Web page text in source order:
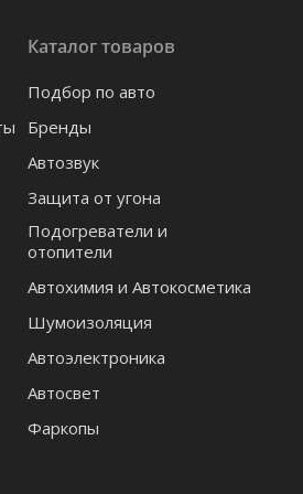
Каталог товаров
Подбор по авто
Бренды
Автозвук
Защита от угона
Подогреватели и
отопители
Автохимия и Автокосметика
Шумоизоляция
Автоэлектроника
Автосвет
Фаркопы